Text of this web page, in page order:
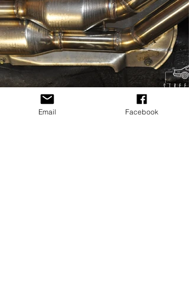
Email Facebook